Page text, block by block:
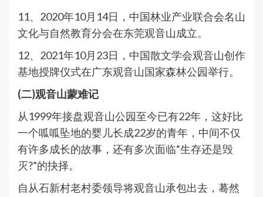
11、2020年10月14日，中国林业产业联合会名山
文化与自然教育分会在东莞观音山成立。
12、2021年10月23日，中国散文学会观音山创作
基地授牌仪式在广东观音山国家森林公园举行。
(二)观音山蒙难记
从1999年接盘观音山公园至今已有22年，这好比
一个呱呱坠地的婴儿长成22岁的青年，中间不仅
有许多成长的故事，还有多次面临“生存还是毁
灭?”的抉择。
自从石新村老村委领导将观音山承包出去，蓦然